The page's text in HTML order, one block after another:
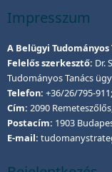
Impresszum
A Belügyi
Felelős szerkesztő: Dr.
Tudományos Tanács
Telefon: +36/26/795-
Cím: 2090
Postacím: 1903
E-mail: